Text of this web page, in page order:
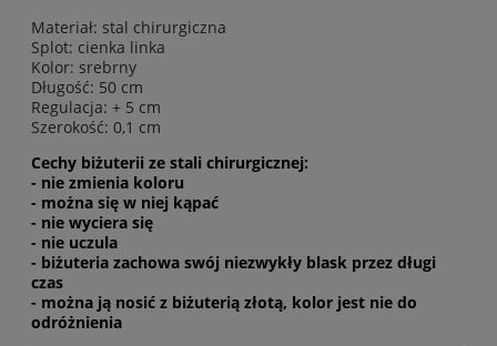
Materiał: stal chirurgiczna
Splot: cienka linka
Kolor: srebrny
Długość: 50 cm
Regulacja: + 5 cm
Szerokość: 0,1 cm
Cechy biżuterii ze stali chirurgicznej:
- nie zmienia koloru
- można się w niej kąpać
- nie wyciera się
- nie uczula
- biżuteria zachowa swój niezwykły blask przez długi
czas
- można ją nosić z biżuterią złotą, kolor jest nie do
odróżnienia